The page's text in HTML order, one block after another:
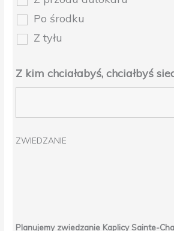
Po środku
Z tyłu
Z kim chciałabyś, chciałbyś
ZWIEDZANIE
Planujemy zwiedzanie Kaplicy Sainte-